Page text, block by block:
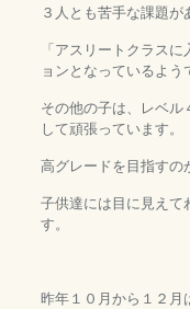
３人とも苦手な課題が
「アスリートクラス
ョンとなっているよう
その他の子は、レベ
して頑張っています。
高グレードを目指すの
子供達には目に見えて
す。
昨年１０月から１２月